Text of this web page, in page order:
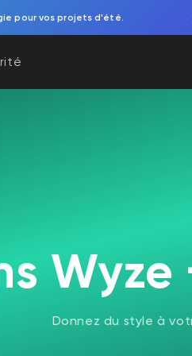
pour vos projets d'été.
Wyze
Donnez du style à